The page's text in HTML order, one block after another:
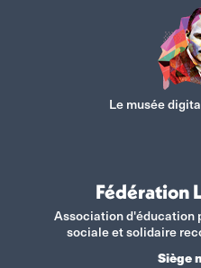
Le musée
Fédération
Association d'éducation
sociale et solidaire
Siège